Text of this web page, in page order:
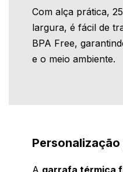
Com alça prática,
largura, é fácil de
BPA Free,
e o meio ambiente.
Personalização